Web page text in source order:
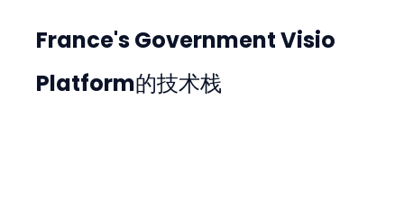
France's Government Visio
Platform的技术栈